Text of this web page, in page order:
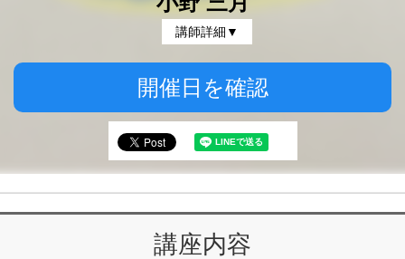
講師詳細▼
開催日を確認
講座内容